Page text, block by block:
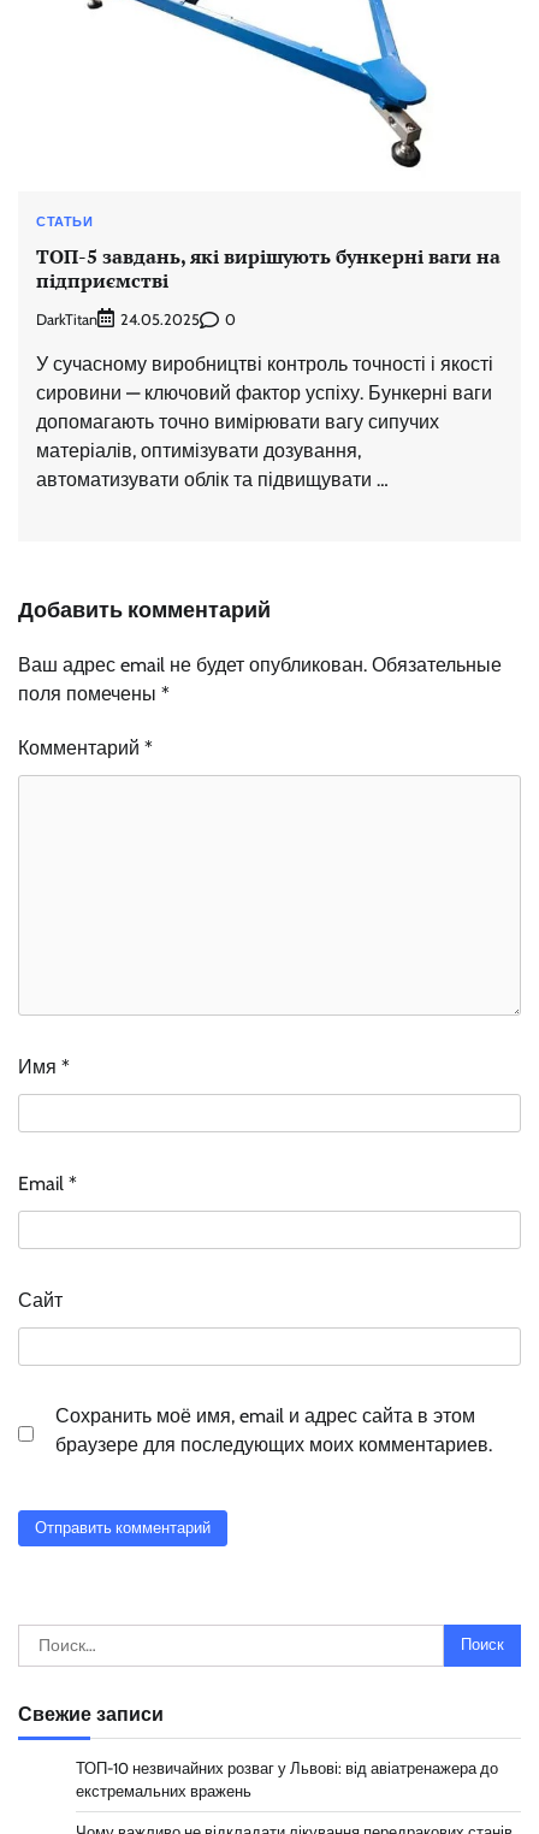
СТАТЬИ
ТОП-5 завдань, які вирішують бункерні ваги на
підприємстві
DarkTitan 24.05.2025 0
У сучасному виробництві контроль точності і якості
сировини — ключовий фактор успіху. Бункерні ваги
допомагають точно вимірювати вагу сипучих
матеріалів, оптимізувати дозування,
автоматизувати облік та підвищувати …
Добавить комментарий
Ваш адрес email не будет опубликован. Обязательные
поля помечены *
Комментарий *
Имя *
Email *
Сайт
Сохранить моё имя, email и адрес сайта в этом
браузере для последующих моих комментариев.
Найти:
Свежие записи
ТОП-10 незвичайних розваг у Львові: від авіатренажера до
екстремальних вражень